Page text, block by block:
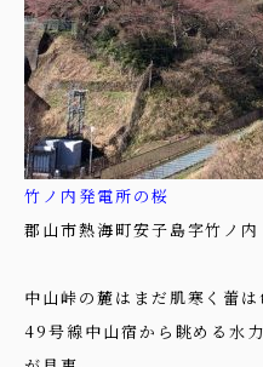
竹ノ内発電所の桜
郡山市熱海町安子島字竹ノ内
中山峠の麓はまだ肌寒く蕾は
49号線中山宿から眺める水